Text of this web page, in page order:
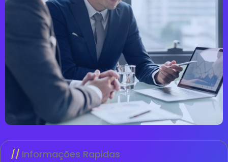
Informações Rapidas